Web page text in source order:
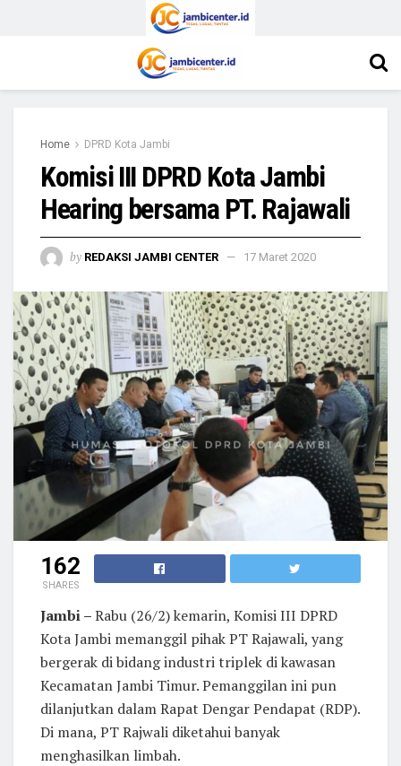
Home DPRD Kota Jambi
Komisi III DPRD Kota Jambi
Hearing bersama PT. Rajawali
by REDAKSI JAMBI CENTER 17 Maret 2020
162
SHARES
Jambi –Rabu (26/2) kemarin, Komisi III DPRD
Kota Jambi memanggil pihak PT Rajawali, yang
bergerak di bidang industri triplek di kawasan
Kecamatan Jambi Timur. Pemanggilan ini pun
dilanjutkan dalam Rapat Dengar Pendapat (RDP).
Di mana, PT Rajwali diketahui banyak
menghasilkan limbah.